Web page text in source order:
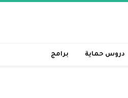
دروس حماية برامج